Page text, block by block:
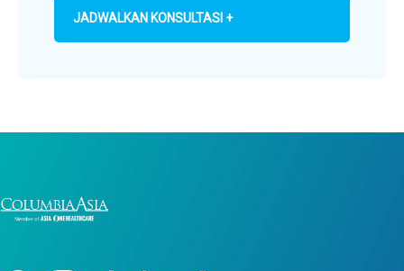
JADWALKAN KONSULTASI +